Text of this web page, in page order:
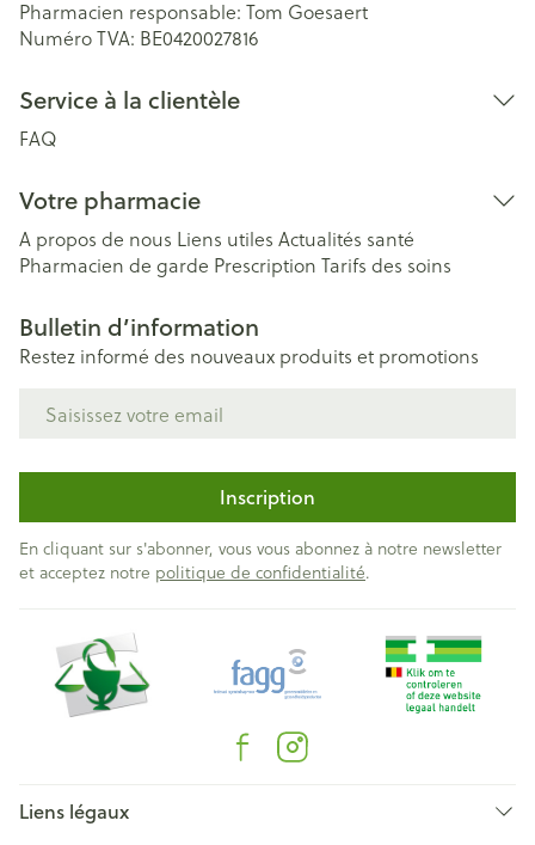
Pharmacien responsable: Tom Goesaert
Numéro TVA: BE0420027816
Service à la clientèle
FAQ
Votre pharmacie
A propos de nous Liens utiles Actualités santé
Pharmacien de garde Prescription Tarifs des soins
Bulletin d’information
Restez informé des nouveaux produits et promotions
Inscription
En cliquant sur s'abonner, vous vous abonnez à notre newsletter
et acceptez notre politique de confidentialité.
Liens légaux